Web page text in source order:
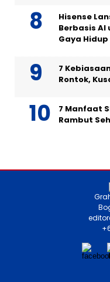
Hisense
Berbasis AI
Gaya
7
Rontok,
7 Manfaat
Rambut